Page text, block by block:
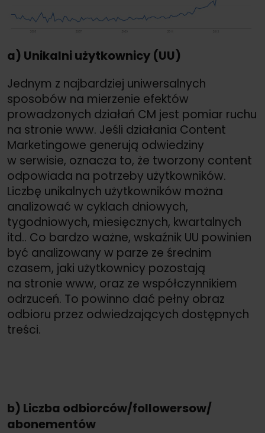
a) Unikalni użytkownicy (UU)
Jednym z najbardziej uniwersalnych
sposobów na mierzenie efektów
prowadzonych działań CM jest pomiar ruchu
na stronie www. Jeśli działania Content
Marketingowe generują odwiedziny
w serwisie, oznacza to, że tworzony content
odpowiada na potrzeby użytkowników.
Liczbę unikalnych użytkowników można
analizować w cyklach dniowych,
tygodniowych, miesięcznych, kwartalnych
itd.. Co bardzo ważne, wskaźnik UU powinien
być analizowany w parze ze średnim
czasem, jaki użytkownicy pozostają
na stronie www, oraz ze współczynnikiem
odrzuceń. To powinno dać pełny obraz
odbioru przez odwiedzających dostępnych
treści.
b) Liczba odbiorców/followersow/
abonementów